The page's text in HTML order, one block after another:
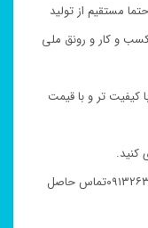
مستقیم از تولید
و کار و رونق ملی
کیفیت تر و با قیمت
کنید.
جهت خرید و ثبت سفارش با شماره تماس۰۹۱۳۲۶۳۴۲۴۵تماس حاصل